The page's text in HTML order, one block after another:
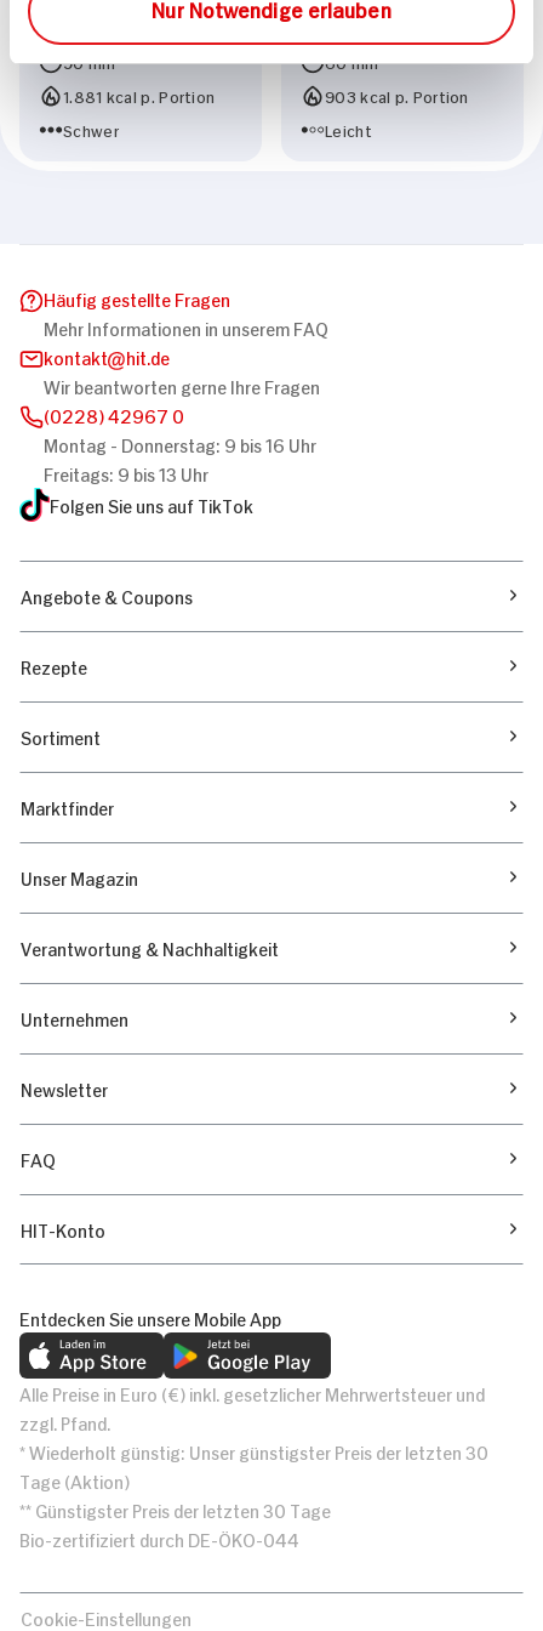
Nur Notwendige erlauben
l'orange Ingwer-
Kürbispüree
90 min
1.881 kcal p. Portion
Schwer
Kokosmantel auf
60 min
903 kcal p. Portion
Leicht
Häufig gestellte Fragen
Mehr Informationen in unserem FAQ
kontakt
hit.de
Wir beantworten gerne Ihre Fragen
(0228) 42967 0
Montag - Donnerstag: 9 bis 16 Uhr
Freitags: 9 bis 13 Uhr
Folgen Sie uns auf TikTok
Angebote & Coupons
Rezepte
Sortiment
Marktfinder
Unser Magazin
Verantwortung & Nachhaltigkeit
Unternehmen
Newsletter
FAQ
HIT-Konto
Entdecken Sie unsere Mobile App
Alle Preise in Euro (€) inkl. gesetzlicher Mehrwertsteuer und
zzgl. Pfand.
* Wiederholt günstig: Unser günstigster Preis der letzten 30
Tage (Aktion)
** Günstigster Preis der letzten 30 Tage
Bio-zertifiziert durch DE-ÖKO-044
Cookie-Einstellungen